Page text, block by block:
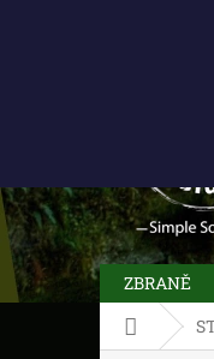
ZBRANĚ
Domů